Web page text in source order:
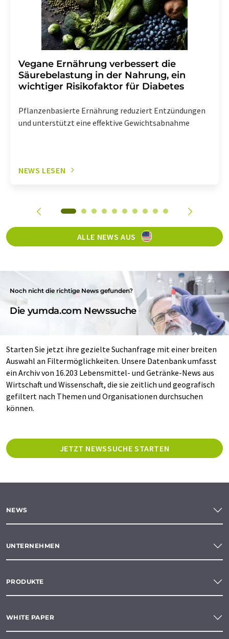
Vegane Ernährung verbessert die
Säurebelastung in der Nahrung, ein
wichtiger Risikofaktor für Diabetes
Pflanzenbasierte Ernährung reduziert Entzündungen
und unterstützt eine effektive Gewichtsabnahme
NEWS LESEN
ALLE NEWS AUS
Noch nicht die richtige News gefunden?
Die yumda.com Newssuche
Starten Sie jetzt ihre gezielte Suchanfrage mit einer breiten
Auswahl an Filtermöglichkeiten. Unsere Datenbank umfasst
ein Archiv von 16.203 Lebensmittel- und Getränke-News aus
Wirtschaft und Wissenschaft, die sie zeitlich und geografisch
gefiltert nach Themen und Organisationen durchsuchen
können.
JETZT NEWSSUCHE STARTEN
NEWS
UNTERNEHMEN
PRODUKTE
WHITE PAPER